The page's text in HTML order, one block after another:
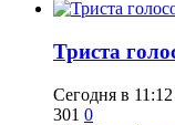
​Триста
Сегодня в 11:12
301 0